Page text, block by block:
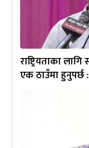
राष्ट्रियताका
एक ठाउँमा